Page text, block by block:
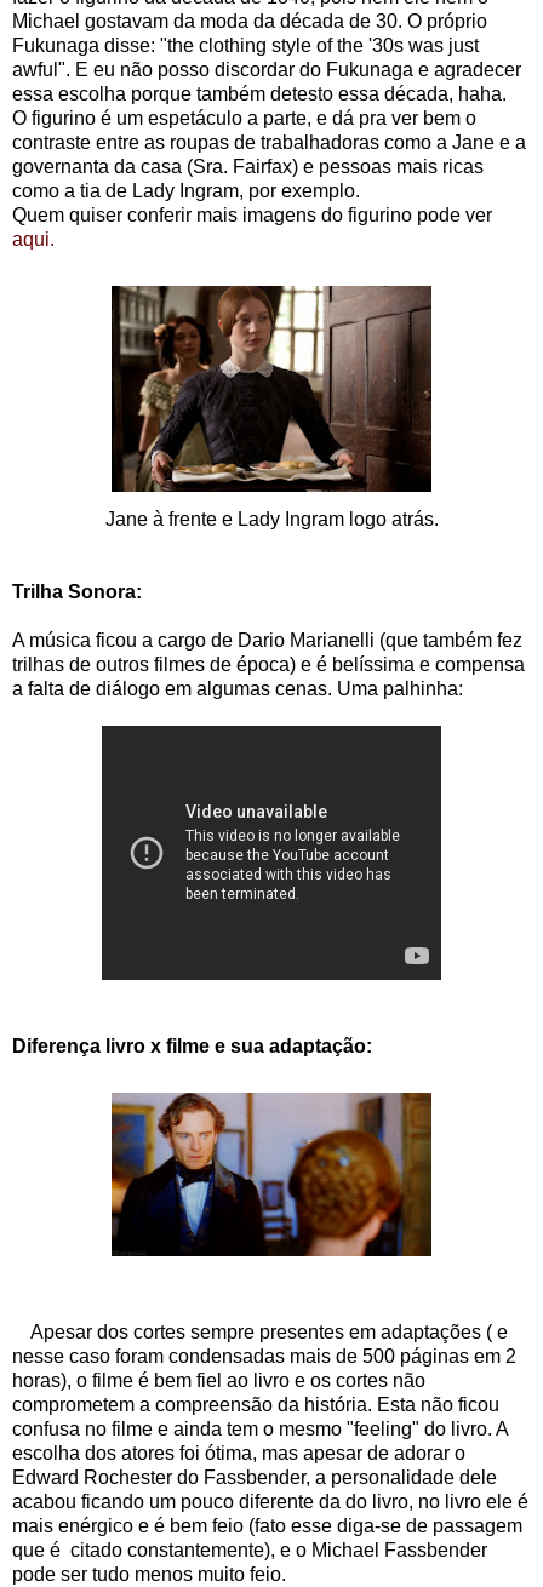
Michael gostavam da moda da década de 30. O próprio
Fukunaga disse: "the clothing style of the '30s was just
awful". E eu não posso discordar do Fukunaga e agradecer
essa escolha porque também detesto essa década, haha.
O figurino é um espetáculo a parte, e dá pra ver bem o
contraste entre as roupas de trabalhadoras como a Jane e a
governanta da casa (Sra. Fairfax) e pessoas mais ricas
como a tia de Lady Ingram, por exemplo.
Quem quiser conferir mais imagens do figurino pode ver
aqui.
Jane à frente e Lady Ingram logo atrás.
Trilha Sonora:
A música ficou a cargo de Dario Marianelli (que também fez
trilhas de outros filmes de época) e é belíssima e compensa
a falta de diálogo em algumas cenas. Uma palhinha:
Diferença livro x filme e sua adaptação:
Apesar dos cortes sempre presentes em adaptações ( e
nesse caso foram condensadas mais de 500 páginas em 2
horas), o filme é bem fiel ao livro e os cortes não
comprometem a compreensão da história. Esta não ficou
confusa no filme e ainda tem o mesmo "feeling" do livro. A
escolha dos atores foi ótima, mas apesar de adorar o
Edward Rochester do Fassbender, a personalidade dele
acabou ficando um pouco diferente da do livro, no livro ele é
mais enérgico e é bem feio (fato esse diga-se de passagem
que é citado constantemente), e o Michael Fassbender
pode ser tudo menos muito feio.